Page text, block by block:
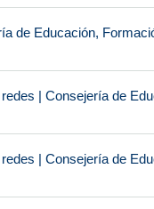
de Educación,
| Consejería de
| Consejería de